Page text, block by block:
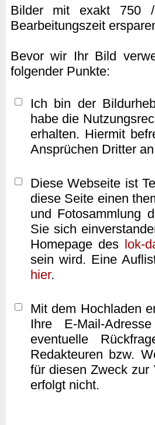
Bilder mit exakt 750
Bearbeitungszeit
Bevor wir Ihr Bild
folgender Punkte:
Ich bin der
habe die
erhalten. Hiermit
Ansprüchen Dritter
Diese Webseite ist
diese Seite einen
und Fotosammlung
Sie sich
Homepage des lok-
sein wird. Eine
hier.
Mit dem Hochladen
Ihre E-Mail-
eventuelle
Redakteuren bzw.
für diesen Zweck zur
erfolgt nicht.